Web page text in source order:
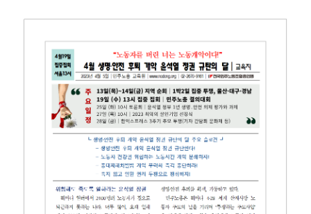
부설기관